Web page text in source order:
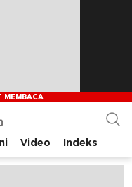
bagi pembaca
Video Indeks